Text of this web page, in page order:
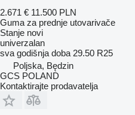
2.671 € 11.500 PLN
Guma za prednje utovarivače
Stanje novi
univerzalan
sva godišnja doba 29.50 R25
Poljska, Będzin
GCS POLAND
Kontaktirajte prodavatelja